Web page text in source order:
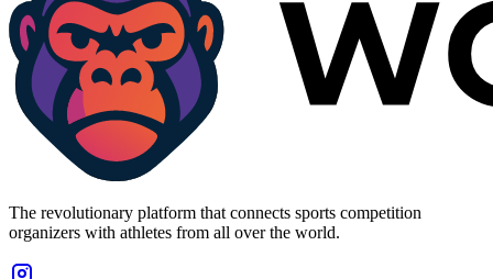
The revolutionary platform that connects sports competition
organizers with athletes from all over the world.